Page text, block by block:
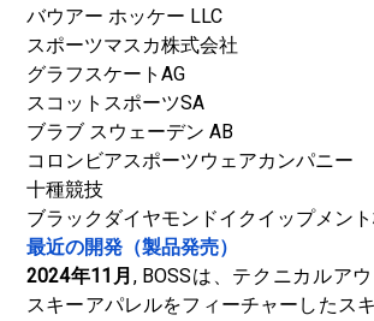
バウアー ホッケー LLC
スポーツマスカ株式会社
グラフスケートAG
スコットスポーツSA
ブラブ スウェーデン AB
コロンビアスポーツウェアカンパニー
十種競技
ブラックダイヤモンドイクイップメン
最近の開発（製品発売）
2024年11月 , BOSSは、テクニカルア
スキーアパレルをフィーチャーしたス